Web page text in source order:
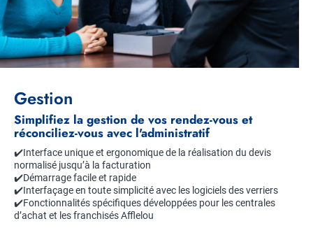
Gestion
Simplifiez la gestion de vos rendez-vous et
réconciliez-vous avec l'administratif
✔️Interface unique et ergonomique de la réalisation du devis
normalisé jusqu’à la facturation
✔️Démarrage facile et rapide
✔️Interfaçage en toute simplicité avec les logiciels des verriers
✔️Fonctionnalités spécifiques développées pour les centrales
d’achat et les franchisés Afflelou